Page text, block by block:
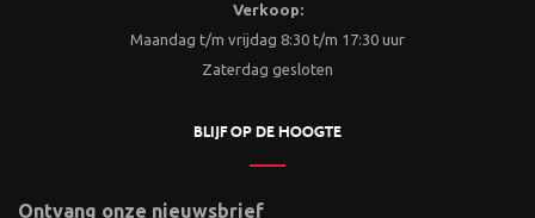
Verkoop:
Maandag t/m vrijdag 8:30 t/m 17:30 uur
Zaterdag gesloten
BLIJF OP DE HOOGTE
Ontvang onze nieuwsbrief